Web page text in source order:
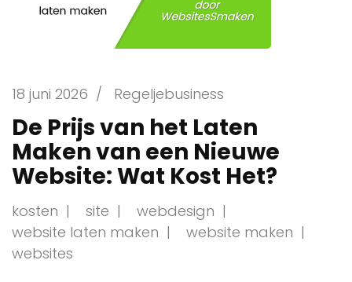
18 juni 2026 / Regeljebusiness
De Prijs van het Laten
Maken van een Nieuwe
Website: Wat Kost Het?
kosten site
webdesign
website laten maken
website maken
websites